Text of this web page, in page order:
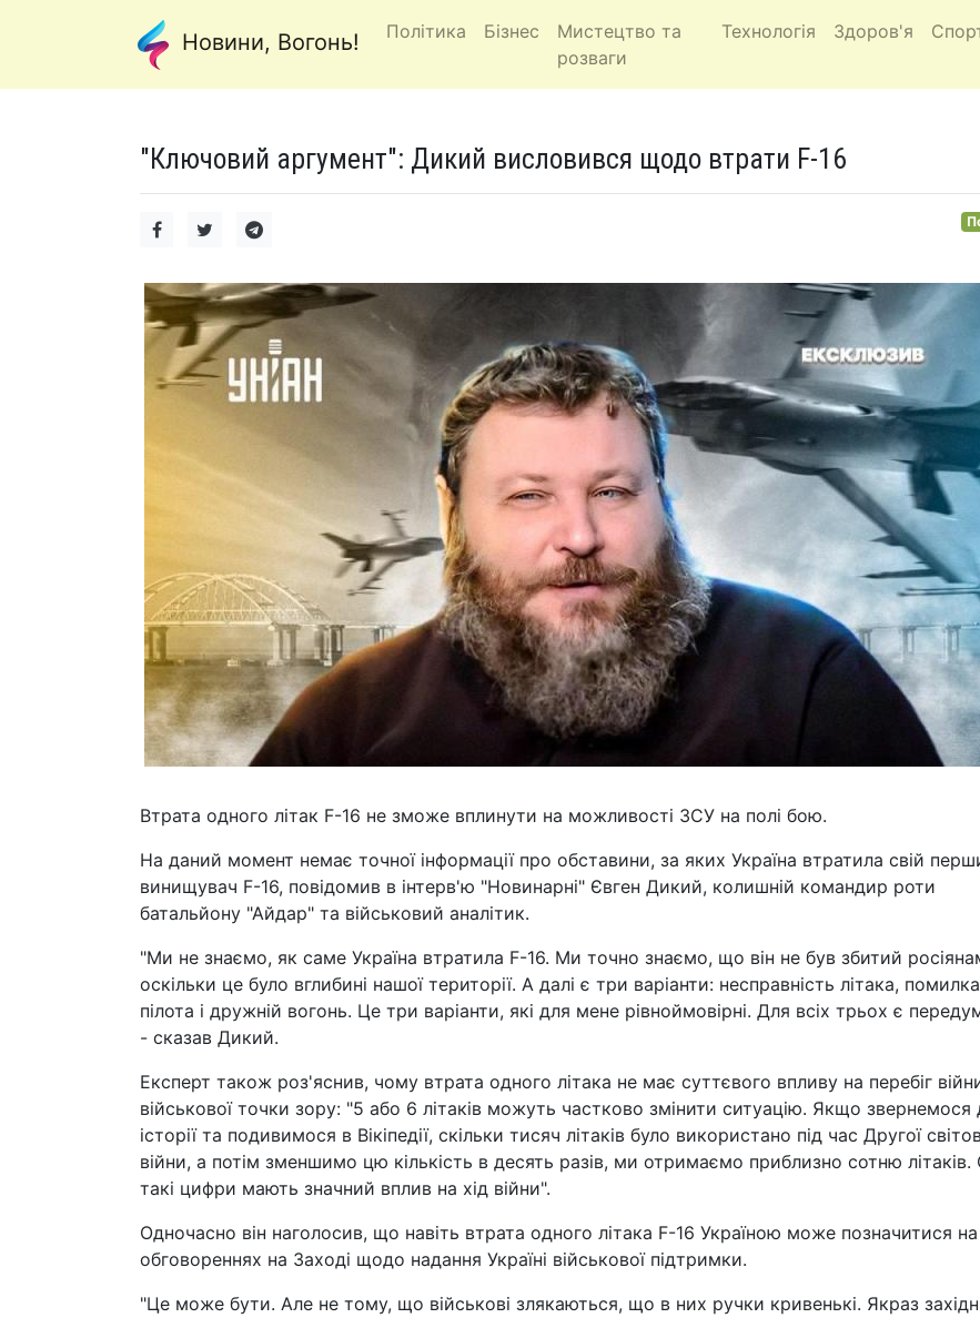
Новини, Вогонь! Політика Бізнес
Мистецтво та
розваги
Технологія Здоров'я
"Ключовий аргумент": Дикий висловився щодо втрати F-16
Втрата одного літак F-16 не зможе вплинути на можливості ЗСУ на полі бою.
На даний момент немає точної інформації про обставини, за яких Україна втратила свій
винищувач F-16, повідомив в інтерв'ю "Новинарні" Євген Дикий, колишній командир роти
батальйону "Айдар" та військовий аналітик.
"Ми не знаємо, як саме Україна втратила F-16. Ми точно знаємо, що він не був збитий
оскільки це було вглибині нашої території. А далі є три варіанти: несправність літака, помилка
пілота і дружній вогонь. Це три варіанти, які для мене рівноймовірні. Для всіх трьох є
- сказав Дикий.
Експерт також роз'яснив, чому втрата одного літака не має суттєвого впливу на перебіг
військової точки зору: "5 або 6 літаків можуть частково змінити ситуацію. Якщо звернемося
історії та подивимося в Вікіпедії, скільки тисяч літаків було використано під час Другої
війни, а потім зменшимо цю кількість в десять разів, ми отримаємо приблизно сотню
такі цифри мають значний вплив на хід війни".
Одночасно він наголосив, що навіть втрата одного літака F-16 Україною може позначитися на
обговореннях на Заході щодо надання Україні військової підтримки.
"Це може бути. Але не тому, що військові злякаються, що в них ручки кривенькі. Якраз